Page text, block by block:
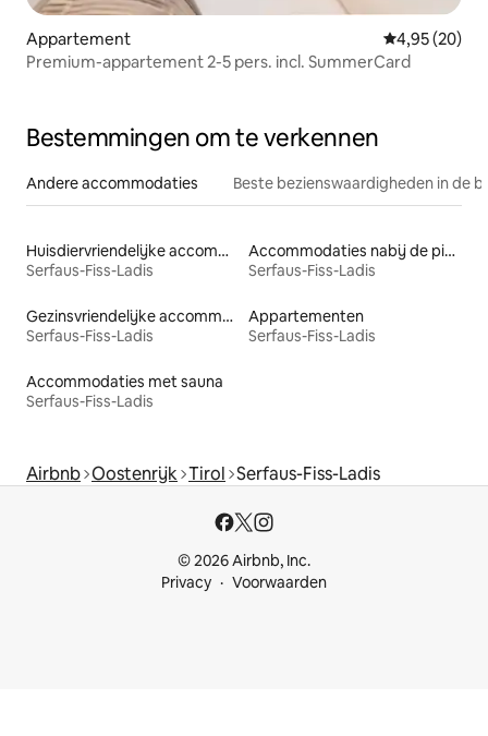
Appartement Gemiddelde
4,95 (20)
Premium-appartement 2-5 pers. incl. SummerCard
Bestemmingen om te verkennen
Andere accommodaties Beste bezienswaardigheden in de
Huisdiervriendelijke accommodaties
Serfaus-Fiss-Ladis
Accommodaties nabij de piste
Serfaus-Fiss-Ladis
Gezinsvriendelijke accommodaties
Serfaus-Fiss-Ladis
Appartementen
Serfaus-Fiss-Ladis
Accommodaties met sauna
Serfaus-Fiss-Ladis
Airbnb Oostenrijk Tirol Serfaus-Fiss-Ladis
© 2026 Airbnb, Inc.
Privacy
Voorwaarden